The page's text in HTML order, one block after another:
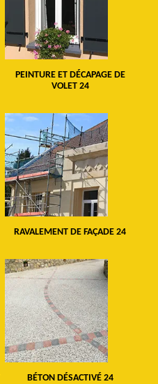
PEINTURE ET DÉCAPAGE DE
VOLET 24
RAVALEMENT DE FAÇADE 24
BÉTON DÉSACTIVÉ 24